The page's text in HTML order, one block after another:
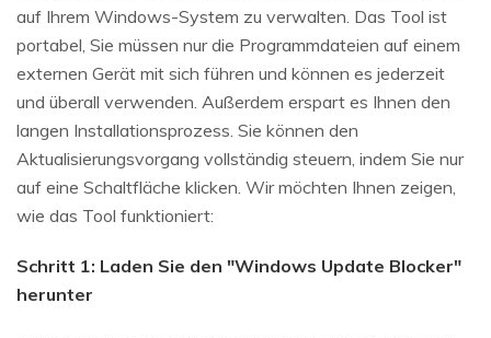
auf Ihrem Windows-System zu verwalten. Das Tool ist
portabel, Sie müssen nur die Programmdateien auf einem
externen Gerät mit sich führen und können es jederzeit
und überall verwenden. Außerdem erspart es Ihnen den
langen Installationsprozess. Sie können den
Aktualisierungsvorgang vollständig steuern, indem Sie nur
auf eine Schaltfläche klicken. Wir möchten Ihnen zeigen,
wie das Tool funktioniert:
Schritt 1: Laden Sie den "Windows Update Blocker"
herunter